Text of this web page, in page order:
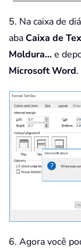
5. Na caixa de
abaCaixa de
Moldura… e
Microsoft Word.
6. Agora você